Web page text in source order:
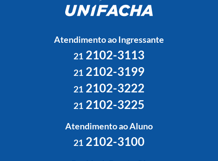
Atendimento ao Ingressante
212102-3113
212102-3199
212102-3222
212102-3225
Atendimento ao Aluno
212102-3100